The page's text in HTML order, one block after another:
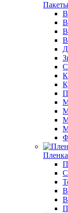
Пакеты
Пленка